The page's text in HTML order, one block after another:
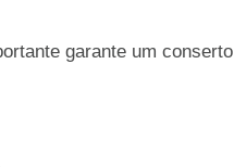
garante um conserto